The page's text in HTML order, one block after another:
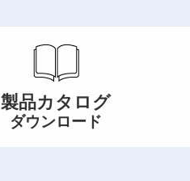
製品カタログ
ダウンロード